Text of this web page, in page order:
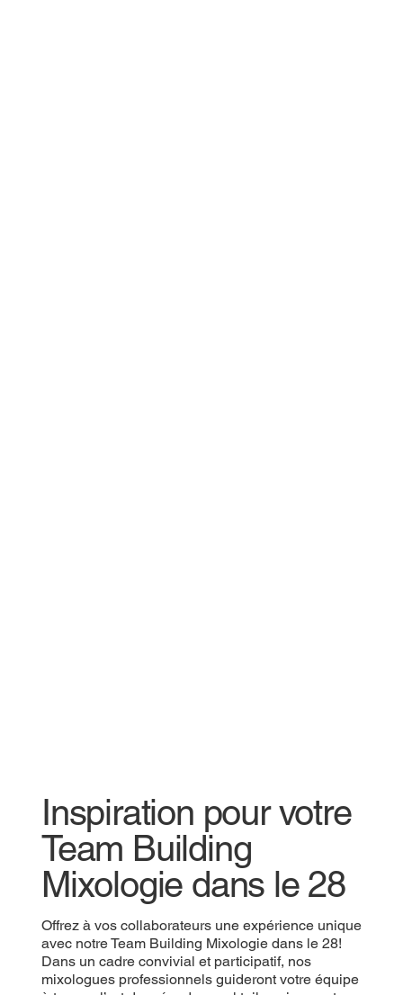
Inspiration pour votre
Team Building
Mixologie dans le 28
Offrez à vos collaborateurs une expérience unique
avec notre Team Building Mixologie dans le 28!
Dans un cadre convivial et participatif, nos
mixologues professionnels guideront votre équipe